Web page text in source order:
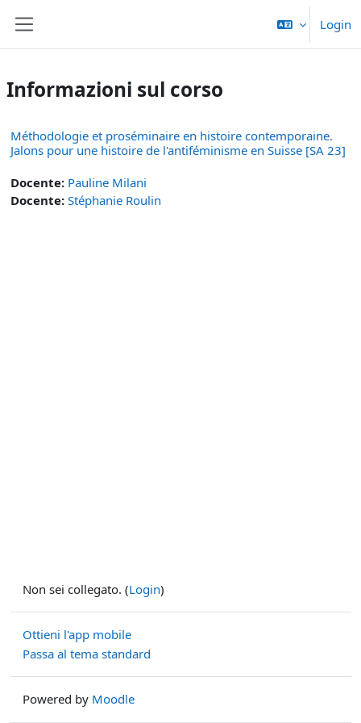
Login
Informazioni sul corso
Méthodologie et proséminaire en histoire contemporaine.
Jalons pour une histoire de l'antiféminisme en Suisse [SA 23]
Docente: Pauline Milani
Docente: Stéphanie Roulin
Non sei collegato. (Login)
Ottieni l'app mobile
Passa al tema standard
Powered by Moodle